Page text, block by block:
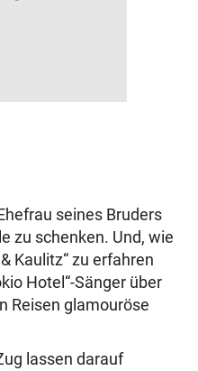
seines Bruders
zu schenken. Und, wie
Kaulitz“ zu erfahren
Hotel“-Sänger über
Reisen glamouröse
lassen darauf